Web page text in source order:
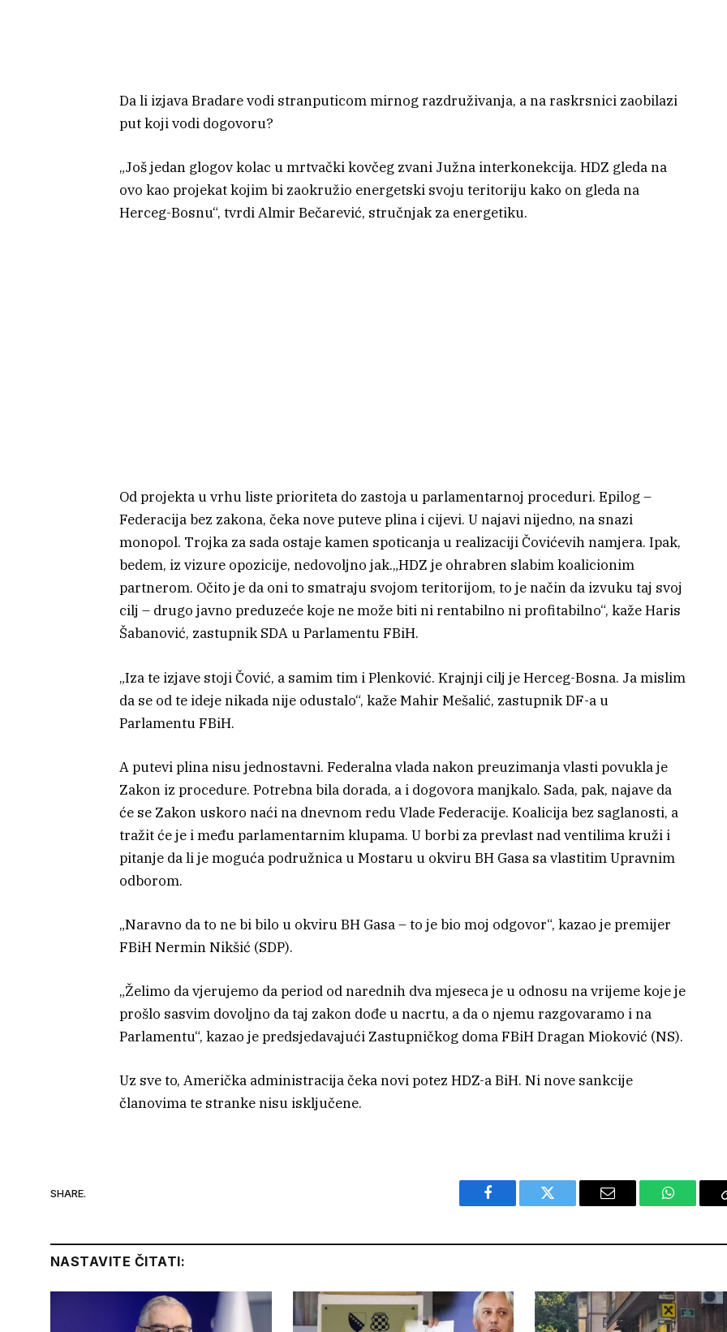
Da li izjava Bradare vodi stranputicom mirnog razdruživanja, a na raskrsnici zaobilazi
put koji vodi dogovoru?
„Još jedan glogov kolac u mrtvački kovčeg zvani Južna interkonekcija. HDZ gleda na
ovo kao projekat kojim bi zaokružio energetski svoju teritoriju kako on gleda na
Herceg-Bosnu“, tvrdi Almir Bečarević, stručnjak za energetiku.
Od projekta u vrhu liste prioriteta do zastoja u parlamentarnoj proceduri. Epilog –
Federacija bez zakona, čeka nove puteve plina i cijevi. U najavi nijedno, na snazi
monopol. Trojka za sada ostaje kamen spoticanja u realizaciji Čovićevih namjera. Ipak,
bedem, iz vizure opozicije, nedovoljno jak.„HDZ je ohrabren slabim koalicionim
partnerom. Očito je da oni to smatraju svojom teritorijom, to je način da izvuku taj svoj
cilj – drugo javno preduzeće koje ne može biti ni rentabilno ni profitabilno“, kaže Haris
Šabanović, zastupnik SDA u Parlamentu FBiH.
„Iza te izjave stoji Čović, a samim tim i Plenković. Krajnji cilj je Herceg-Bosna. Ja mislim
da se od te ideje nikada nije odustalo“, kaže Mahir Mešalić, zastupnik DF-a u
Parlamentu FBiH.
A putevi plina nisu jednostavni. Federalna vlada nakon preuzimanja vlasti povukla je
Zakon iz procedure. Potrebna bila dorada, a i dogovora manjkalo. Sada, pak, najave da
će se Zakon uskoro naći na dnevnom redu Vlade Federacije. Koalicija bez saglanosti, a
tražit će je i među parlamentarnim klupama. U borbi za prevlast nad ventilima kruži i
pitanje da li je moguća podružnica u Mostaru u okviru BH Gasa sa vlastitim Upravnim
odborom.
„Naravno da to ne bi bilo u okviru BH Gasa – to je bio moj odgovor“, kazao je premijer
FBiH Nermin Nikšić (SDP).
„Želimo da vjerujemo da period od narednih dva mjeseca je u odnosu na vrijeme koje je
prošlo sasvim dovoljno da taj zakon dođe u nacrtu, a da o njemu razgovaramo i na
Parlamentu“, kazao je predsjedavajući Zastupničkog doma FBiH Dragan Mioković (NS).
Uz sve to, Američka administracija čeka novi potez HDZ-a BiH. Ni nove sankcije
članovima te stranke nisu isključene.
SHARE.
Facebook Twitter Email
NASTAVITE ČITATI: